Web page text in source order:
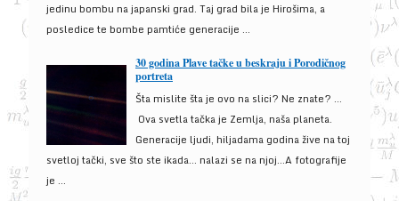
jedinu bombu na japanski grad. Taj grad bila je Hirošima, a
posledice te bombe pamtiće generacije ...
30 godina Plave tačke u beskraju i Porodičnog
portreta
Šta mislite šta je ovo na slici? Ne znate? …
Ova svetla tačka je Zemlja, naša planeta.
Generacije ljudi, hiljadama godina žive na toj
svetloj tački, sve što ste ikada… nalazi se na njoj…A fotografije
je ...